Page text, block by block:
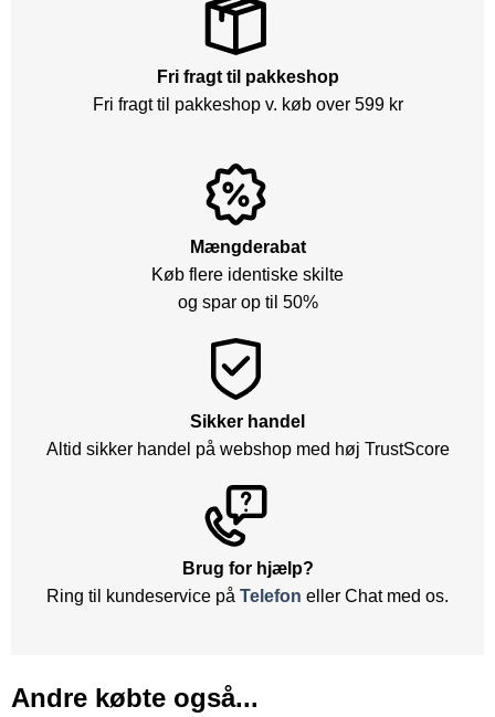
Fri fragt til pakkeshop
Fri fragt til pakkeshop v. køb over 599 kr
Mængderabat
Køb flere identiske skilte
og spar op til 50%
Sikker handel
Altid sikker handel på webshop med høj TrustScore
Brug for hjælp?
Ring til kundeservice på Telefon eller Chat med os.
Andre købte også...